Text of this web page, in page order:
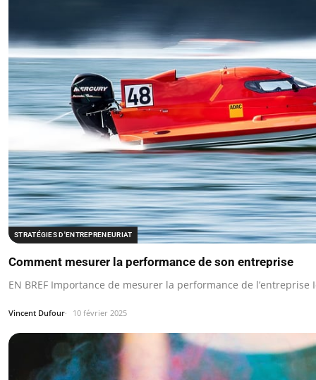
STRATÉGIES D'ENTREPRENEURIAT
Comment mesurer la performance de son entreprise
EN BREF Importance de mesurer la performance de
Vincent Dufour 10 février 2025